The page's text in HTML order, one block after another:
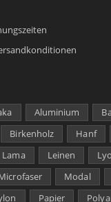
Aluminium
Birkenholz Hanf
Lama Leinen
Modal
Papier